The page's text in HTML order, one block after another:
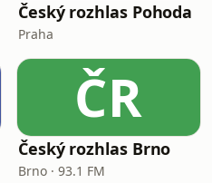
Český rozhlas Pohoda
Praha
ČR
Český rozhlas Brno
Brno · 93.1 FM